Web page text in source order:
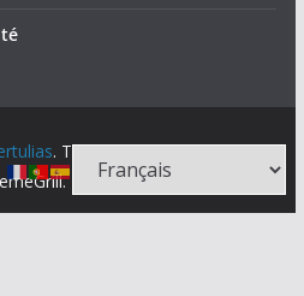
. Tous droits réservés.
Propulsé par